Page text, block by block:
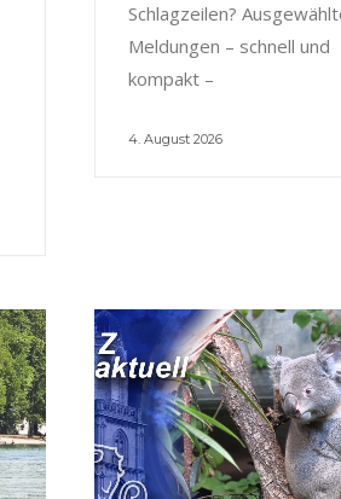
Schlagzeilen?
Meldungen – schnell und
kompakt –
4. August 2026